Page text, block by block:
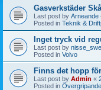
Gasverkstäder
Last post by Arneande
Posted in Teknik &
Inget tryck vid
Last post by nisse_swe
Posted in Volvo
Finns det hopp
Last post by Admin «
Posted in